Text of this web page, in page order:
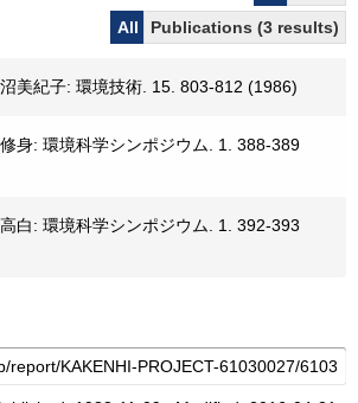
All
Publications (3 results)
美紀子: 環境技術. 15. 803-812 (1986)
身: 環境科学シンポジウム. 1. 388-389
白: 環境科学シンポジウム. 1. 392-393